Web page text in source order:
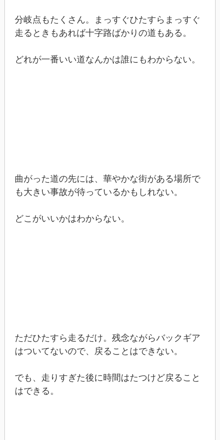
分岐点もたくさん。まっすぐひたすらまっすぐ
走るときもあれば十字路ばかりの道もある。
どれが一番いい道なんかは誰にもわからない。
曲がった道の先には、華やかな街がある場所で
も大きい事故が待っているかもしれない。
どこがいいかはわからない。
ただひたすら走るだけ。残念ながらバックギア
はついてないので、戻ることはできない。
でも、走りすぎた後に時間はたつけど戻ること
はできる。